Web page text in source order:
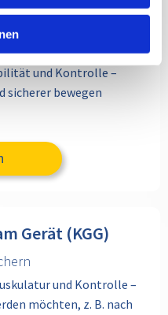
leichter machen
und Kontrolle –
sicherer bewegen
Gerät (KGG)
und Kontrolle –
möchten, z. B. nach